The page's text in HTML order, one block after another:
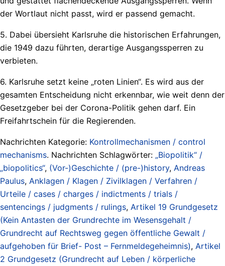
der Wortlaut nicht passt, wird er passend gemacht.
5. Dabei übersieht Karlsruhe die historischen Erfahrungen,
die 1949 dazu führten, derartige Ausgangssperren zu
verbieten.
6. Karlsruhe setzt keine „roten Linien“. Es wird aus der
gesamten Entscheidung nicht erkennbar, wie weit denn der
Gesetzgeber bei der Corona-Politik gehen darf. Ein
Freifahrtschein für die Regierenden.
Nachrichten Kategorie: Kontrollmechanismen / control
mechanisms. Nachrichten Schlagwörter: „Biopolitik“ /
„biopolitics“, (Vor-)Geschichte / (pre-)history, Andreas
Paulus, Anklagen / Klagen / Zivilklagen / Verfahren /
Urteile / cases / charges / indictments / trials /
sentencings / judgments / rulings, Artikel 19 Grundgesetz
(Kein Antasten der Grundrechte im Wesensgehalt /
Grundrecht auf Rechtsweg gegen öffentliche Gewalt /
aufgehoben für Brief- Post – Fernmeldegeheimnis), Artikel
2 Grundgesetz (Grundrecht auf Leben / körperliche